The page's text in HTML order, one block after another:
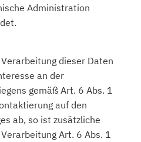
Administration
dieser Daten
an der
gemäß Art. 6 Abs. 1
auf den
ab, so ist zusätzliche
Art. 6 Abs. 1